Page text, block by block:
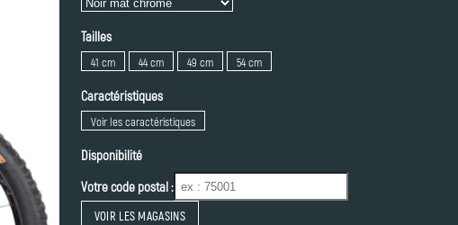
Tailles
41 cm 44 cm 49 cm 54 cm
Caractéristiques
Voir les caractéristiques
Disponibilité
Votre code postal :
VOIR LES MAGASINS